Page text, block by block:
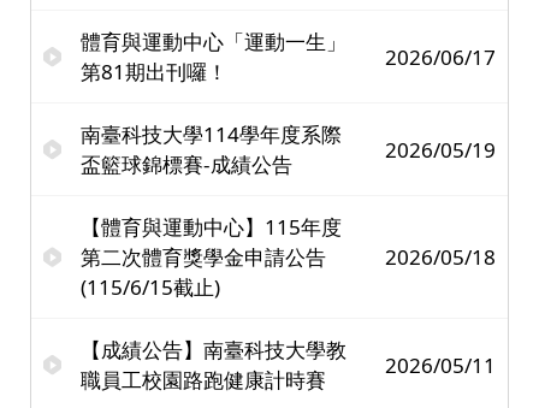
體育與運動中心「運動一生」
第81期出刊囉！
2026/06/17
南臺科技大學114學年度系際
盃籃球錦標賽-成績公告
2026/05/19
【體育與運動中心】115年度
第二次體育獎學金申請公告
(115/6/15截止)
2026/05/18
【成績公告】南臺科技大學教
職員工校園路跑健康計時賽
2026/05/11